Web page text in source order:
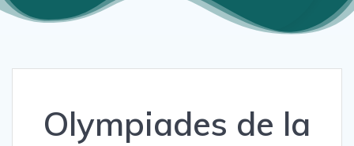
Olympiades de la